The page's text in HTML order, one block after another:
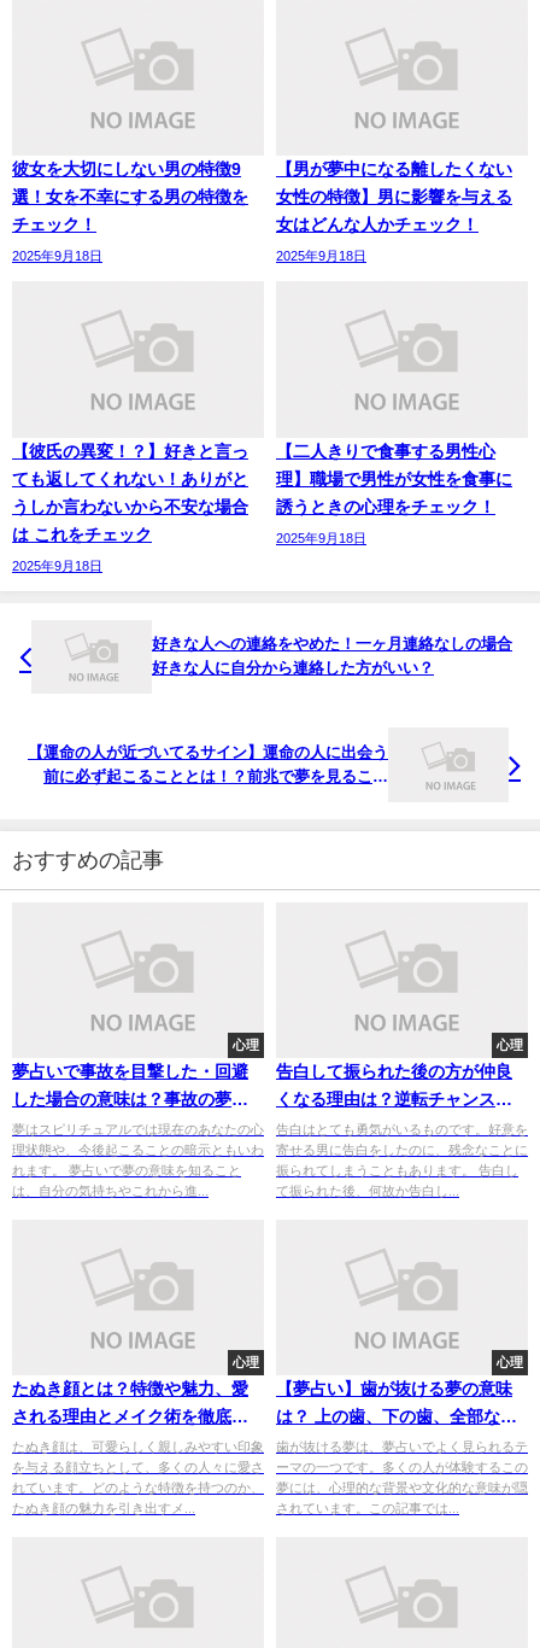
彼女を大切にしない男の特徴9
選！女を不幸にする男の特徴を
チェック！
2025年9月18日
【男が夢中になる離したくない
女性の特徴】男に影響を与える
女はどんな人かチェック！
2025年9月18日
【彼氏の異変！？】好きと言っ
ても返してくれない！ありがと
うしか言わないから不安な場合
は これをチェック
2025年9月18日
【二人きりで食事する男性心
理】職場で男性が女性を食事に
誘うときの心理をチェック！
2025年9月18日
好きな人への連絡をやめた！一ヶ月連絡なしの場合
好きな人に自分から連絡した方がいい？
【運命の人が近づいてるサイン】運命の人に出会う
前に必ず起こることとは！？前兆で夢を見ること
おすすめの記事
心理
夢占いで事故を目撃した・回避
した場合の意味は？事故の夢は
宝くじと関係も？
夢はスピリチュアルでは現在のあなたの心
理状態や、今後起こることの暗示ともいわ
れます。 夢占いで夢の意味を知ること
は、自分の気持ちやこれから進...
心理
告白して振られた後の方が仲良
くなる理由は？逆転チャンスは
男女差もある？
告白はとても勇気がいるものです。好意を
寄せる男に告白をしたのに、残念なことに
振られてしまうこともあります。 告白し
て振られた後、何故か告白し...
心理
たぬき顔とは？特徴や魅力、愛
される理由とメイク術を徹底解
説
たぬき顔は、可愛らしく親しみやすい印象
を与える顔立ちとして、多くの人々に愛さ
れています。どのような特徴を持つのか、
たぬき顔の魅力を引き出すメ...
心理
【夢占い】歯が抜ける夢の意味
は？ 上の歯、下の歯、全部な
ど、ケース毎に心理的解釈を紹
介します
歯が抜ける夢は、夢占いでよく見られるテ
ーマの一つです。多くの人が体験するこの
夢には、心理的な背景や文化的な意味が隠
されています。この記事では...